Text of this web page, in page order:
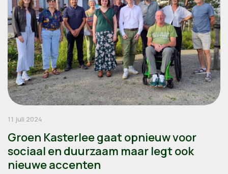
11 juli 2024
Groen Kasterlee gaat opnieuw voor
sociaal en duurzaam maar legt ook
nieuwe accenten